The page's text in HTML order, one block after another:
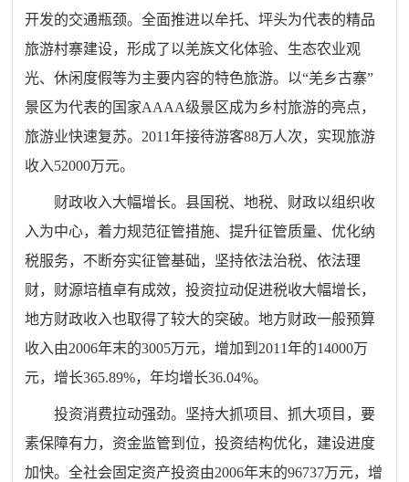
开发的交通瓶颈。全面推进以牟托、坪头为代表的精品
旅游村寨建设，形成了以羌族文化体验、生态农业观
光、休闲度假等为主要内容的特色旅游。以“羌乡古寨”
景区为代表的国家AAAA级景区成为乡村旅游的亮点，
旅游业快速复苏。2011年接待游客88万人次，实现旅游
收入52000万元。
财政收入大幅增长。县国税、地税、财政以组织收
入为中心，着力规范征管措施、提升征管质量、优化纳
税服务，不断夯实征管基础，坚持依法治税、依法理
财，财源培植卓有成效，投资拉动促进税收大幅增长，
地方财政收入也取得了较大的突破。地方财政一般预算
收入由2006年末的3005万元，增加到2011年的14000万
元，增长365.89%，年均增长36.04%。
投资消费拉动强劲。坚持大抓项目、抓大项目，要
素保障有力，资金监管到位，投资结构优化，建设进度
加快。全社会固定资产投资由2006年末的96737万元，增